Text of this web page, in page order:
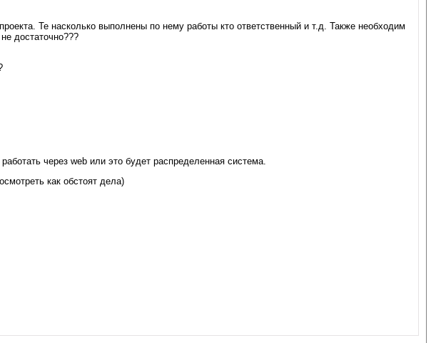
Те насколько выполнены по нему работы кто ответственный и т.д. Также необходим
достаточно???
через web или это будет распределенная система.
как обстоят дела)